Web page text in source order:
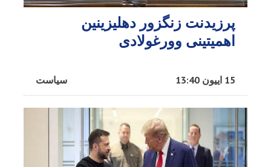
پرزیدنت زنگزور دهلیزینین
اهمیتینی وورغولادی
سیاست 15 اییون 13:40